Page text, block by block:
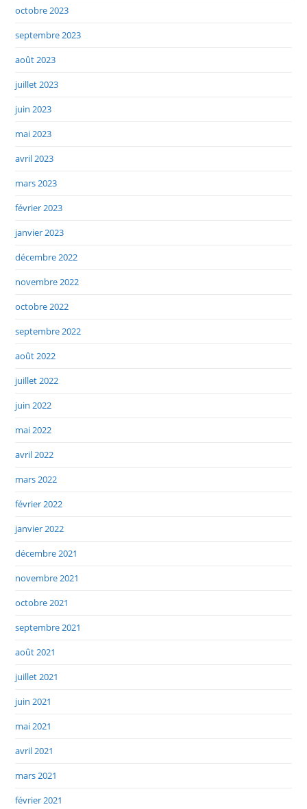
octobre 2023
septembre 2023
août 2023
juillet 2023
juin 2023
mai 2023
avril 2023
mars 2023
février 2023
janvier 2023
décembre 2022
novembre 2022
octobre 2022
septembre 2022
août 2022
juillet 2022
juin 2022
mai 2022
avril 2022
mars 2022
février 2022
janvier 2022
décembre 2021
novembre 2021
octobre 2021
septembre 2021
août 2021
juillet 2021
juin 2021
mai 2021
avril 2021
mars 2021
février 2021